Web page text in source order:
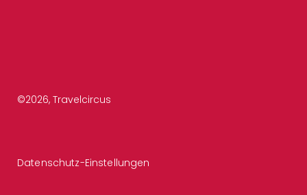
©2026, Travelcircus
Datenschutz-Einstellungen